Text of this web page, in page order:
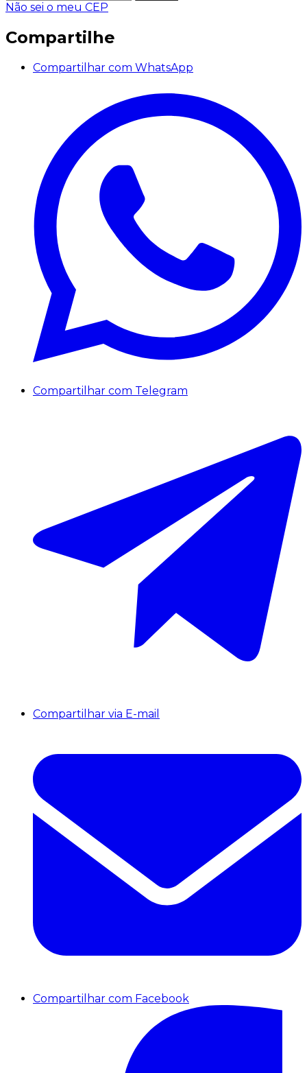
Não sei o meu CEP
Compartilhe
Compartilhar com WhatsApp
Compartilhar com Telegram
Compartilhar via E-mail
Compartilhar com Facebook